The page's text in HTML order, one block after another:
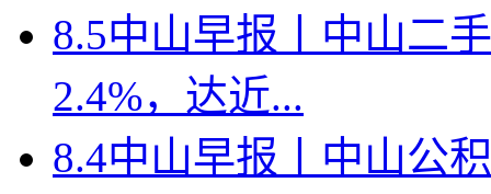
8.5中山早报丨中山二
2.4%，达近...
8.4中山早报丨中山公